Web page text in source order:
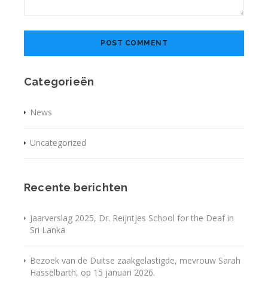
Categorieën
News
Uncategorized
Recente berichten
Jaarverslag 2025, Dr. Reijntjes School for the Deaf in
Sri Lanka
Bezoek van de Duitse zaakgelastigde, mevrouw Sarah
Hasselbarth, op 15 januari 2026.